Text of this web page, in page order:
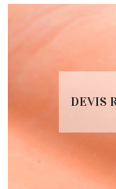
DEVIS